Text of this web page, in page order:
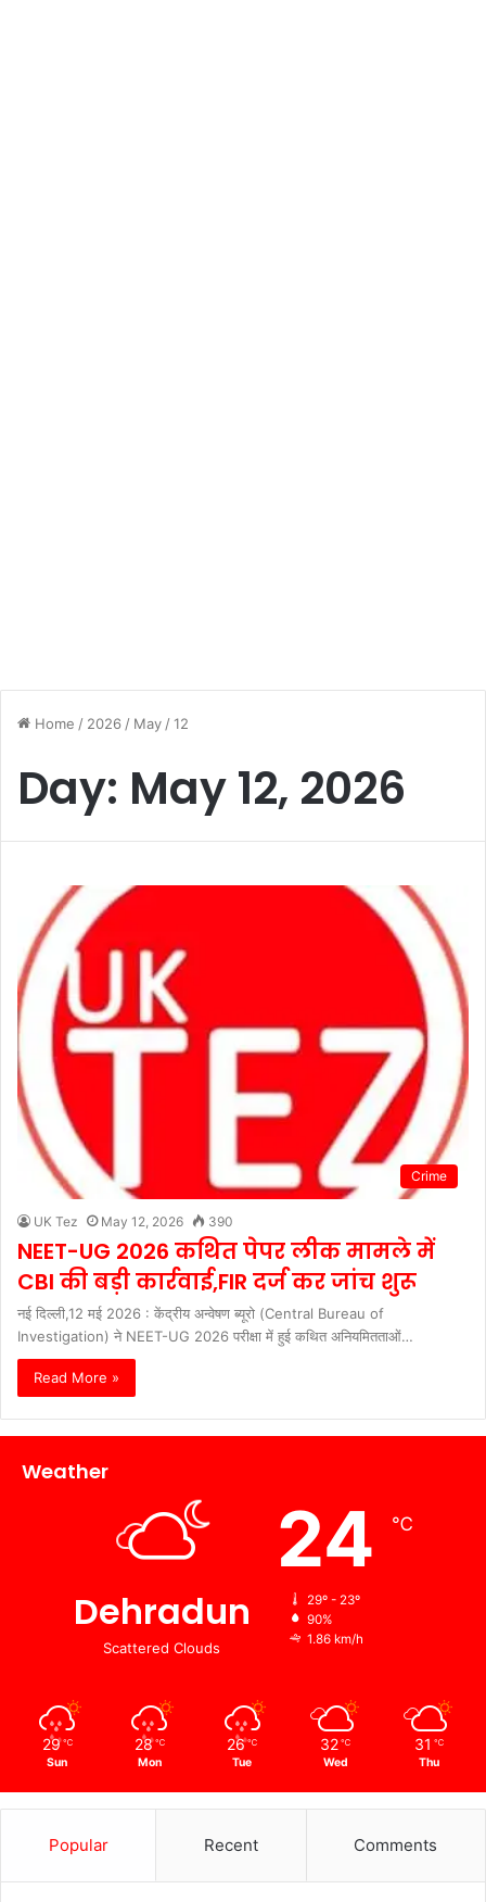
Home / 2026 / May /12
Day: May 12, 2026
Crime
UK Tez May 12, 2026 390
NEET-UG 2026 कथित पेपर लीक मामले में
CBI की बड़ी कार्रवाई,FIR दर्ज कर जांच शुरू
नई दिल्ली,12 मई 2026 : केंद्रीय अन्वेषण ब्यूरो (Central Bureau of
Investigation) ने NEET-UG 2026 परीक्षा में हुई कथित अनियमितताओं…
Read More »
Weather
Dehradun
Scattered Clouds
24 ℃
29º - 23º
90%
1.86 km/h
29 ℃
Sun
28 ℃
Mon
26 ℃
Tue
32 ℃
Wed
31 ℃
Thu
Popular Recent Comments